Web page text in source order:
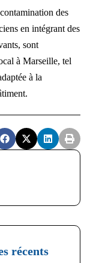
des
en intégrant des
sont
à Marseille, tel
à la
récents